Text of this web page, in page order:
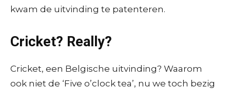
kwam de uitvinding te patenteren.
Cricket? Really?
Cricket, een Belgische uitvinding? Waarom
ook niet de ‘Five o’clock tea’, nu we toch bezig